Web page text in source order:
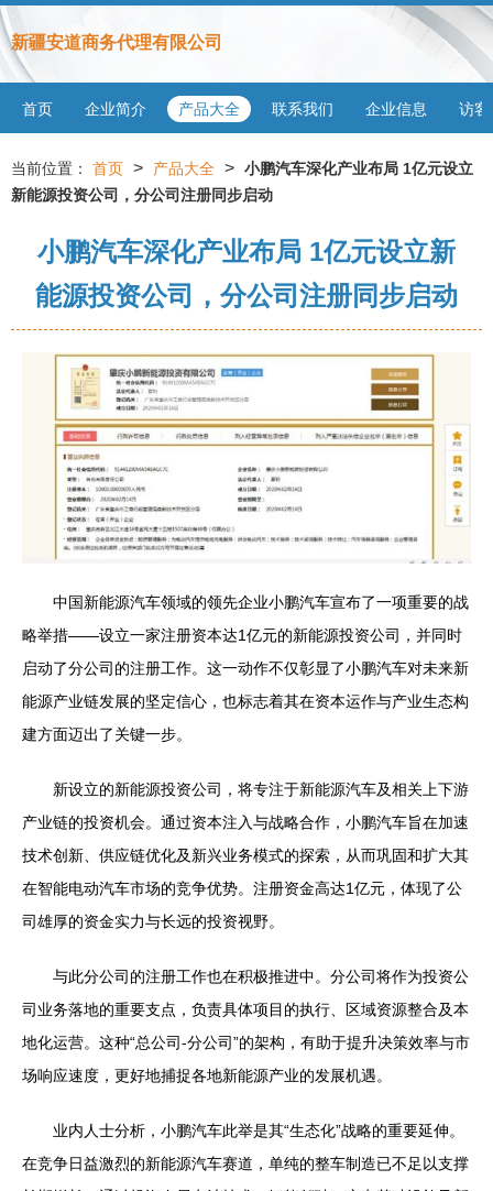
新疆安道商务代理有限公司
首页 企业简介 产品大全 联系我们 企业信息 访客
当前位置： 首页 > 产品大全 > 小鹏汽车深化产业布局 1亿元设立
新能源投资公司，分公司注册同步启动
小鹏汽车深化产业布局 1亿元设立新
能源投资公司，分公司注册同步启动
中国新能源汽车领域的领先企业小鹏汽车宣布了一项重要的战
略举措——设立一家注册资本达1亿元的新能源投资公司，并同时
启动了分公司的注册工作。这一动作不仅彰显了小鹏汽车对未来新
能源产业链发展的坚定信心，也标志着其在资本运作与产业生态构
建方面迈出了关键一步。
新设立的新能源投资公司，将专注于新能源汽车及相关上下游
产业链的投资机会。通过资本注入与战略合作，小鹏汽车旨在加速
技术创新、供应链优化及新兴业务模式的探索，从而巩固和扩大其
在智能电动汽车市场的竞争优势。注册资金高达1亿元，体现了公
司雄厚的资金实力与长远的投资视野。
与此分公司的注册工作也在积极推进中。分公司将作为投资公
司业务落地的重要支点，负责具体项目的执行、区域资源整合及本
地化运营。这种“总公司-分公司”的架构，有助于提升决策效率与市
场响应速度，更好地捕捉各地新能源产业的发展机遇。
业内人士分析，小鹏汽车此举是其“生态化”战略的重要延伸。
在竞争日益激烈的新能源汽车赛道，单纯的整车制造已不足以支撑